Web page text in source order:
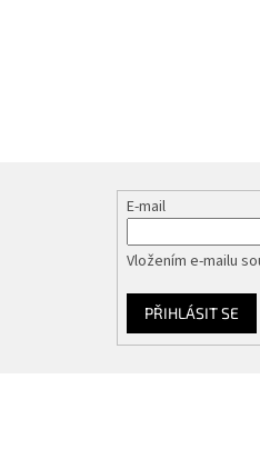
E-mail
Vložením e-mailu
PŘIHLÁSIT SE